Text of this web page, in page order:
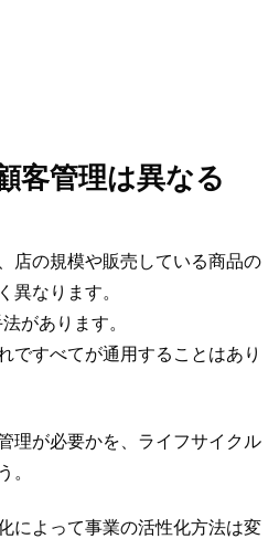
客管理は異なる
店の規模や販売している商品の
異なります。
があります。
ですべてが通用することはあり
理が必要かを、ライフサイクル
。
によって事業の活性化方法は変